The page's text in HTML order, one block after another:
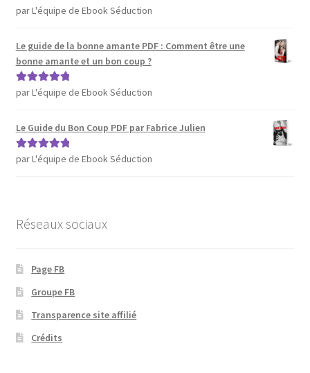
Note5sur 5
par L'équipe de Ebook Séduction
Le guide de la bonne amante PDF : Comment être une
bonne amante et un bon coup ?
Note5sur 5
par L'équipe de Ebook Séduction
Le Guide du Bon Coup PDF par Fabrice Julien
Note5sur 5
par L'équipe de Ebook Séduction
Réseaux sociaux
Page FB
Groupe FB
Transparence site affilié
Crédits